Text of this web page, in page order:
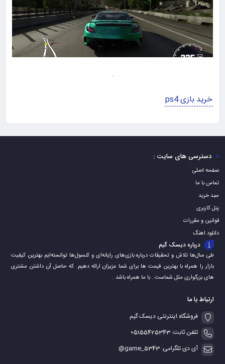
خرید بازی ps4
دسترسی های سایت :
صفحه اصلی
تماس با ما
سبد خرید
پنل کاربری
قوانین و مقررات
دانلود اهنگ
درباره دیسک گیم
طی سال‌ها تلاش و تحقیقات درباره بازی‌های رایانه‌ای و کنسول‌ها توانسته‌ایم بهترین کیفیت
بازار را همراه با بهترین قیمت ها برای شما عزیزان ارائه دهیم. که حاصل آن داشتن مشتری
های بزرگواری مثل شماست . با ما همراه باشد .
ارتباط با ما
فروشگاه اینترنتی دیسک گیم
تلفن ثابت: 05155425343
آی دی تلگرامی: game_5343@